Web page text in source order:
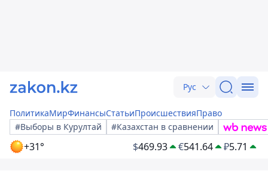
Рус
ПолитикаМирФинансыСтатьиПроисшествияПраво
#Выборы в Курултай
#Казахстан в сравнении
+31° $469.93 €541.64 ₽5.71